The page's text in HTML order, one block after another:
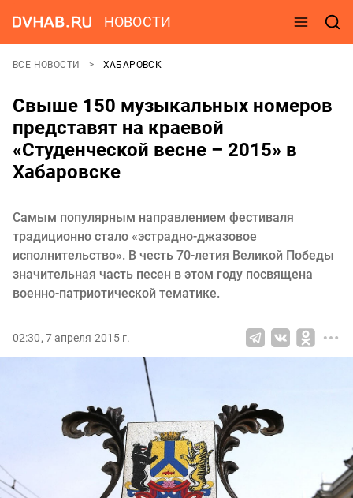
НОВОСТИ
ВСЕ НОВОСТИ ХАБАРОВСК
Свыше 150 музыкальных номеров
представят на краевой
«Студенческой весне – 2015» в
Хабаровске
Самым популярным направлением фестиваля
традиционно стало «эстрадно-джазовое
исполнительство». В честь 70-летия Великой Победы
значительная часть песен в этом году посвящена
военно-патриотической тематике.
02:30, 7 апреля 2015 г.